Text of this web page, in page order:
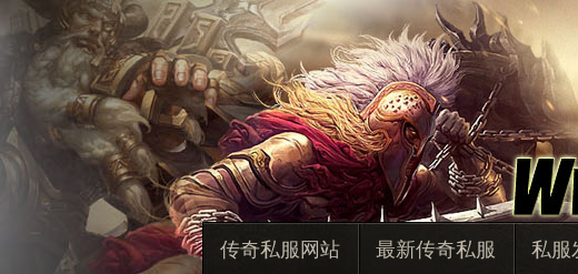
传奇私服网站 最新传奇私服 私服